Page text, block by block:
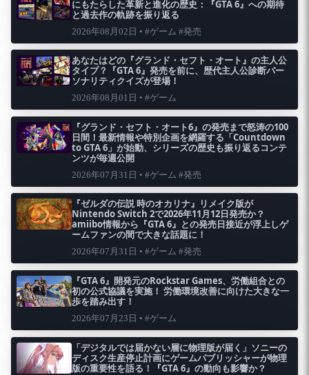
にもたらした革新と進化の歴史：『GTA 6』への期待
と過去作の軌跡を振り返る
2026年08月02日 • #ゲーム #発売
あなたはどの『グランド・セフト・オート』の主人公
タイプ？『GTA 6』発売を前に、歴代主人公診断パー
ソナリティクイズが登場！
2026年08月01日 • #ゲーム
『グランド・セフト・オート6』の発売まで怒涛の100
日間！最新情報や特別企画を網羅する「Countdown
to GTA 6」が始動、シリーズの歴史も振り返るコンテ
ンツが毎週公開
2026年07月31日 • #ゲーム #発売
『ゼルダの伝説 時のオカリナ』リメイク版が
Nintendo Switch 2で2026年11月12日発売か？
amiibo情報から『GTA 6』との発売日接近が浮上しゲ
ームファンの間で大きな話題に！
2026年07月31日 • #ゲーム #発売
『GTA 6』開発元のRockstar Games、労働組合との
初の公式協議を実施！ 労働環境改善に向けた大きな一
歩を踏み出す！
2026年07月23日 • #ゲーム
「デジタルでは届かない層に物理版が届く」ソニーの
ディスク生産停止計画にゲームパブリッシャーが物理
版の重要性を語る！『GTA 6』の動向も影響か？